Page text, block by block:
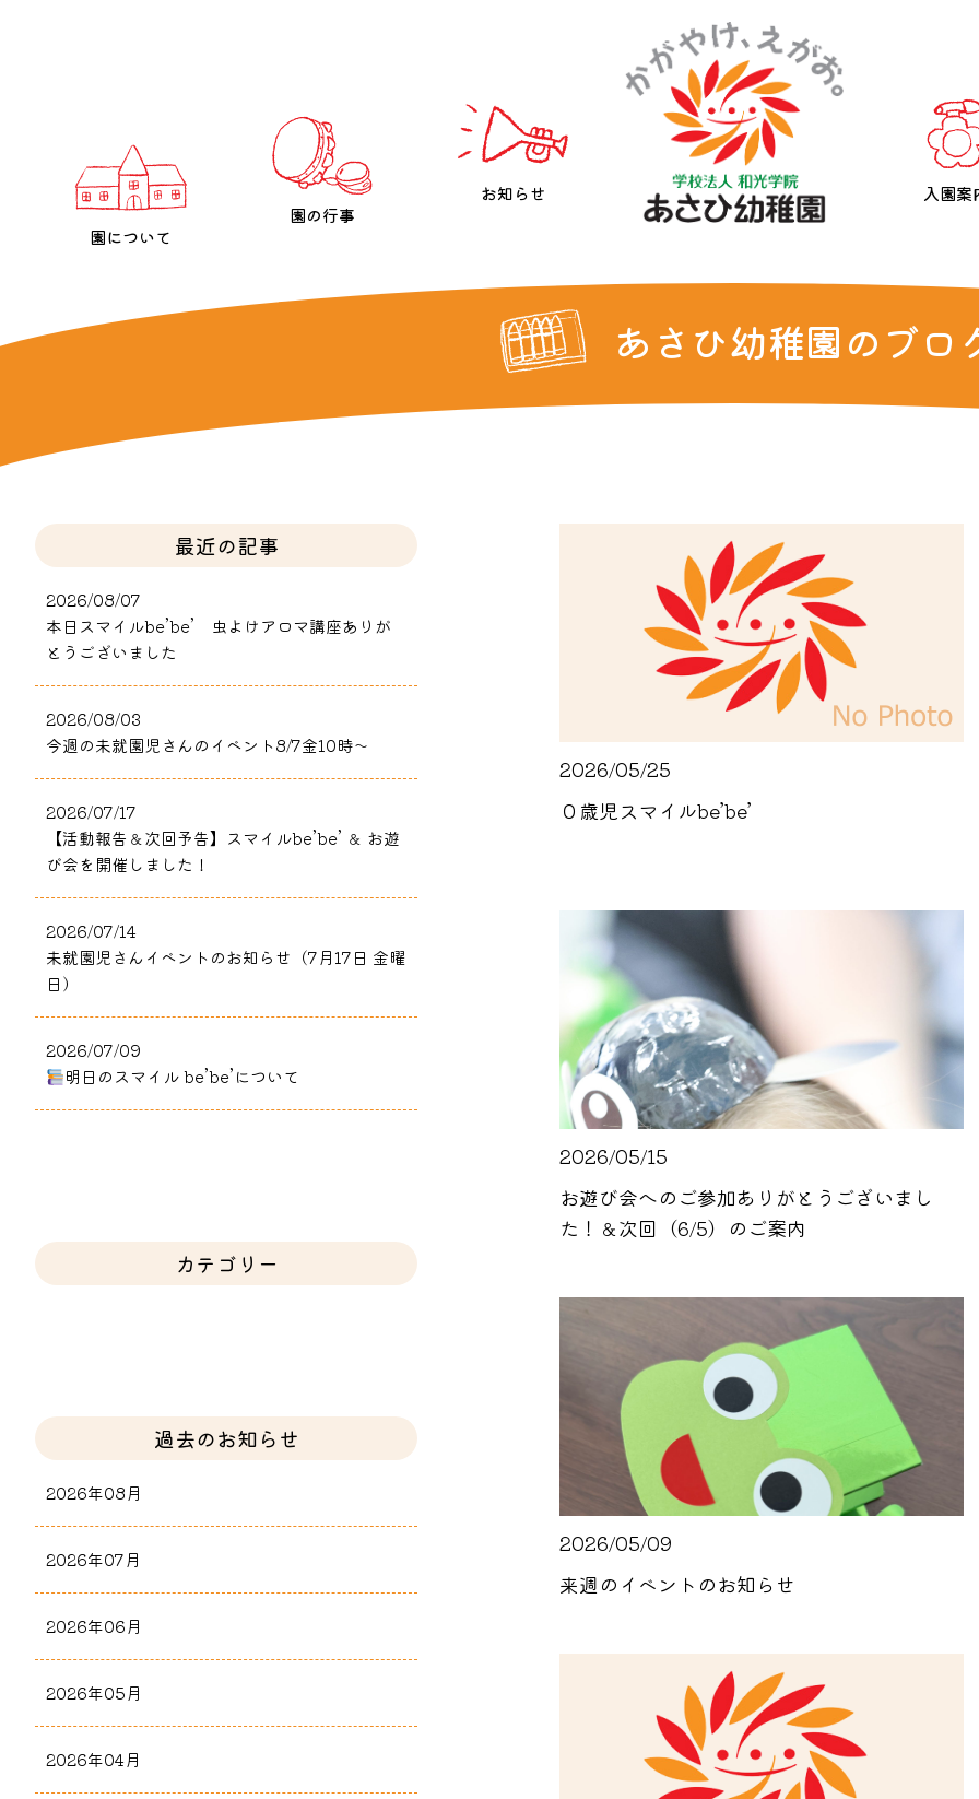
園について
園の行事
お知らせ
入園案
あさひ幼稚園のブロ
2026/05/25
０歳児スマイルbe’be’
2026/05/15
お遊び会へのご参加ありがとうございまし
た！＆次回（6/5）のご案内
2026/05/09
来週のイベントのお知らせ
最近の記事
2026/08/07
本日スマイルbe’be’ 虫よけアロマ講座ありが
とうございました
2026/08/03
今週の未就園児さんのイベント8/7金10時～
2026/07/17
【活動報告＆次回予告】スマイルbe’be’ ＆ お遊
び会を開催しました！
2026/07/14
未就園児さんイベントのお知らせ（7月17日 金曜
日）
2026/07/09
明日のスマイル be’be’について
カテゴリー
過去のお知らせ
2026年08月
2026年07月
2026年06月
2026年05月
2026年04月